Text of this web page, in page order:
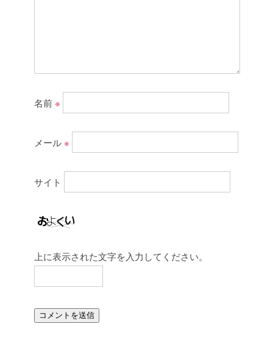
名前※
メール※
サイト
上に表示された文字を入力してください。